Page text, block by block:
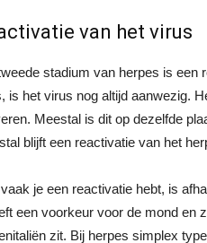
van het virus
stadium van herpes is een
is het virus nog altijd aanwezig.
Meestal is dit op dezelfde
blijft een reactivatie van het
je een reactivatie hebt, is
een voorkeur voor de mond en
zit. Bij herpes simplex